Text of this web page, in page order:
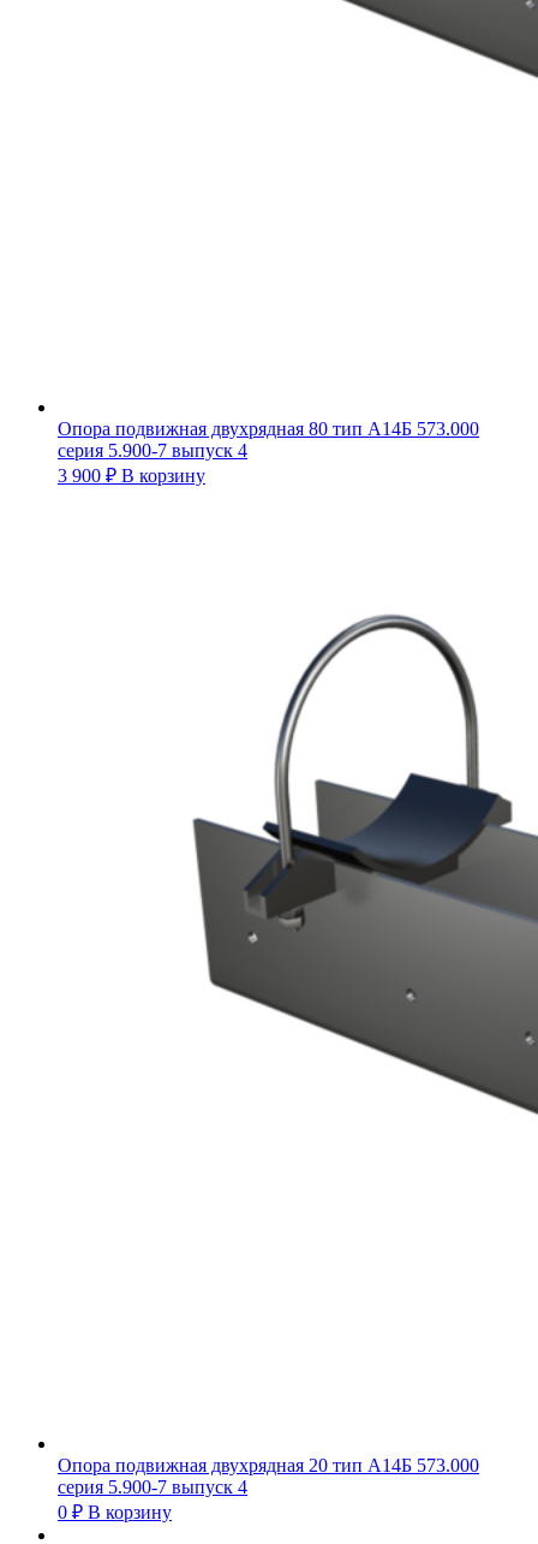
Опора подвижная двухрядная 80 тип А14Б 573.000
серия 5.900-7 выпуск 4
3 900 ₽ В корзину
Опора подвижная двухрядная 20 тип А14Б 573.000
серия 5.900-7 выпуск 4
0 ₽ В корзину